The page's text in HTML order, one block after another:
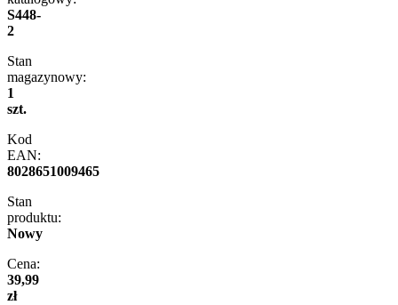
S448-
2
Stan
magazynowy:
1
szt.
Kod
EAN:
8028651009465
Stan
produktu:
Nowy
Cena:
39,99
zł